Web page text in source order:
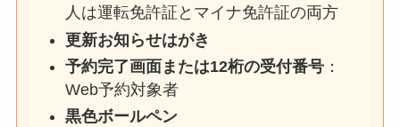
人は運転免許証とマイナ免許証の両方
更新お知らせはがき
予約完了画面または12桁の受付番号：
Web予約対象者
黒色ボールペン